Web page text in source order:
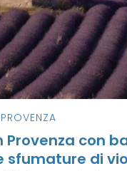
PROVENZA
Provenza con
sfumature di